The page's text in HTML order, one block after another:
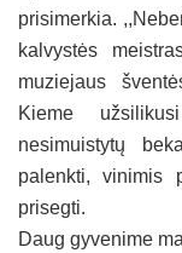
prisimerkia.
kalvystės
muziejaus
Kieme
nesimuistytų
palenkti, vinimis
prisegti.
Daug gyvenime